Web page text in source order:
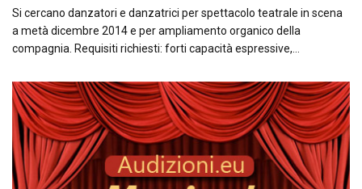
Si cercano danzatori e danzatrici per spettacolo teatrale in scena
a metà dicembre 2014 e per ampliamento organico della
compagnia. Requisiti richiesti: forti capacità espressive,…